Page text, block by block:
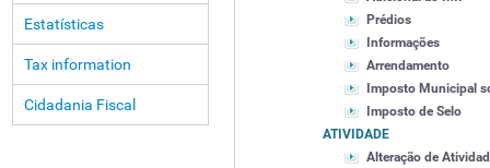
Estatísticas
Tax information
Cidadania Fiscal
Prédios
Informações
Arrendamento
Imposto Municipal
Imposto de Selo
ATIVIDADE
Alteração de